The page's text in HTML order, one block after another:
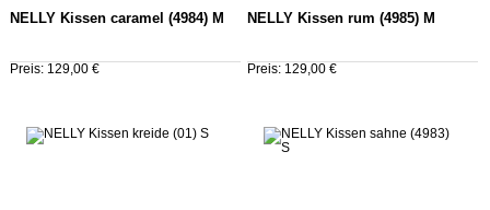
NELLY Kissen caramel (4984) M
Preis: 129,00 €
NELLY Kissen rum (4985) M
Preis: 129,00 €